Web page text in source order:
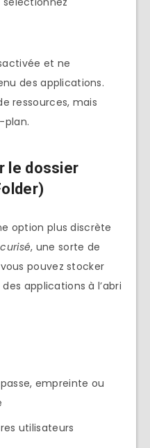
et ne
des applications.
ressources, mais
plan.
le dossier
option plus discrète
, une sorte de
pouvez stocker
applications à l’abri
empreinte ou
utilisateurs